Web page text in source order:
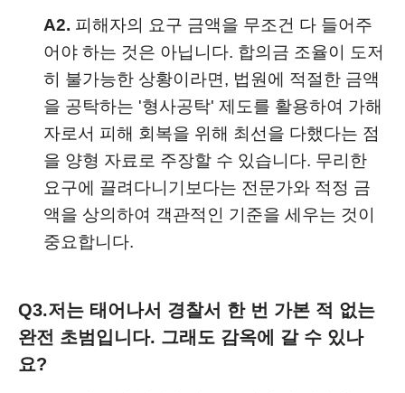
A2. 피해자의 요구 금액을 무조건 다 들어주
어야 하는 것은 아닙니다. 합의금 조율이 도저
히 불가능한 상황이라면, 법원에 적절한 금액
을 공탁하는 '형사공탁' 제도를 활용하여 가해
자로서 피해 회복을 위해 최선을 다했다는 점
을 양형 자료로 주장할 수 있습니다. 무리한
요구에 끌려다니기보다는 전문가와 적정 금
액을 상의하여 객관적인 기준을 세우는 것이
중요합니다.
Q3.저는 태어나서 경찰서 한 번 가본 적 없는
완전 초범입니다. 그래도 감옥에 갈 수 있나
요?